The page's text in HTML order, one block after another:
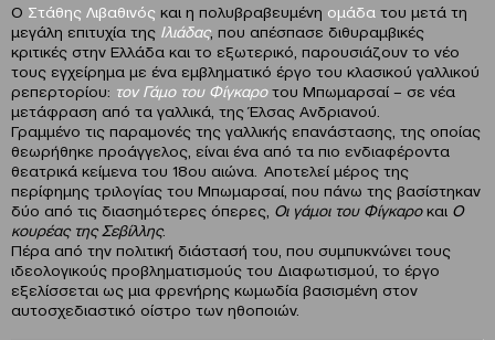
Ο Στάθης Λιβαθινός και η πολυβραβευμένη ομάδα του μετά τη
μεγάλη επιτυχία της Ιλιάδας, που απέσπασε διθυραμβικές
κριτικές στην Ελλάδα και το εξωτερικό, παρουσιάζουν το νέο
τους εγχείρημα με ένα εμβληματικό έργο του κλασικού γαλλικού
ρεπερτορίου: τον Γάμο του Φίγκαροτου Μπωμαρσαί – σε νέα
μετάφραση από τα γαλλικά, της Έλσας Ανδριανού.
Γραμμένο τις παραμονές της γαλλικής επανάστασης, της οποίας
θεωρήθηκε προάγγελος, είναι ένα από τα πιο ενδιαφέροντα
θεατρικά κείμενα του 18ου αιώνα. Aποτελεί μέρος της
περίφημης τριλογίας του Μπωμαρσαί, που πάνω της βασίστηκαν
δύο από τις διασημότερες όπερες, Οι γάμοι του Φίγκαροκαι Ο
κουρέας της Σεβίλλης.
Πέρα από την πολιτική διάστασή του, που συμπυκνώνει τους
ιδεολογικούς προβληματισμούς του Διαφωτισμού, το έργο
εξελίσσεται ως μια φρενήρης κωμωδία βασισμένη στον
αυτοσχεδιαστικό οίστρο των ηθοποιών.